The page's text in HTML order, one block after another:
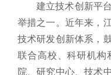
建立技术创新平
举措之一。近年来，
技术研发创新体系，
联合高校、科研机构
院、研究中心、技术